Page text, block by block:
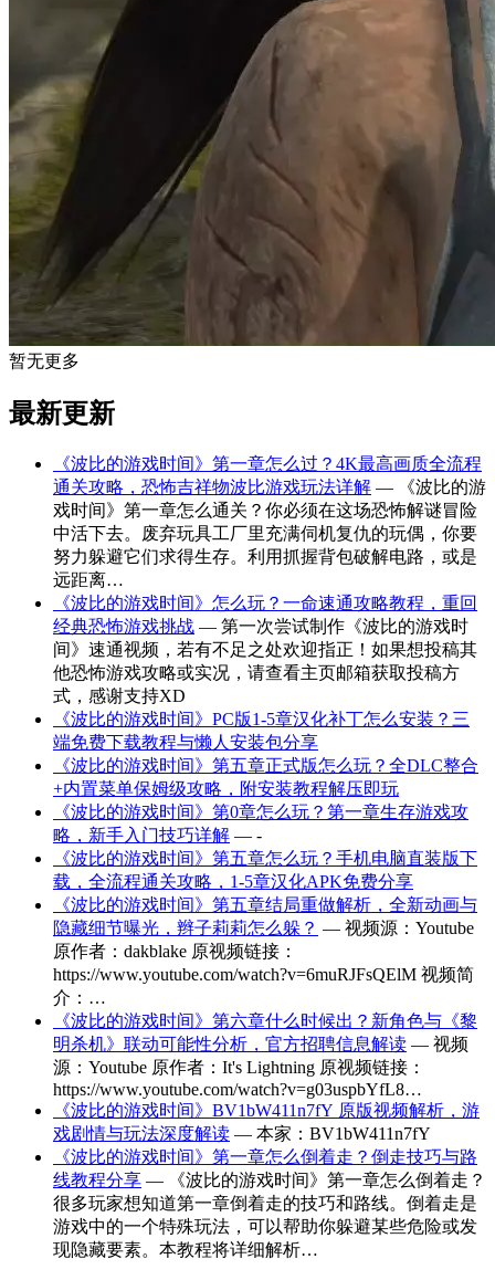
暂无更多
最新更新
《波比的游戏时间》第一章怎么过？4K最高画质全流程
通关攻略，恐怖吉祥物波比游戏玩法详解 — 《波比的游
戏时间》第一章怎么通关？你必须在这场恐怖解谜冒险
中活下去。废弃玩具工厂里充满伺机复仇的玩偶，你要
努力躲避它们求得生存。利用抓握背包破解电路，或是
远距离…
《波比的游戏时间》怎么玩？一命速通攻略教程，重回
经典恐怖游戏挑战 — 第一次尝试制作《波比的游戏时
间》速通视频，若有不足之处欢迎指正！如果想投稿其
他恐怖游戏攻略或实况，请查看主页邮箱获取投稿方
式，感谢支持XD
《波比的游戏时间》PC版1-5章汉化补丁怎么安装？三
端免费下载教程与懒人安装包分享
《波比的游戏时间》第五章正式版怎么玩？全DLC整合
+内置菜单保姆级攻略，附安装教程解压即玩
《波比的游戏时间》第0章怎么玩？第一章生存游戏攻
略，新手入门技巧详解 — -
《波比的游戏时间》第五章怎么玩？手机电脑直装版下
载，全流程通关攻略，1-5章汉化APK免费分享
《波比的游戏时间》第五章结局重做解析，全新动画与
隐藏细节曝光，辫子莉莉怎么躲？ — 视频源：Youtube
原作者：dakblake 原视频链接：
https://www.youtube.com/watch?v=6muRJFsQElM 视频简
介：…
《波比的游戏时间》第六章什么时候出？新角色与《黎
明杀机》联动可能性分析，官方招聘信息解读 — 视频
源：Youtube 原作者：It's Lightning 原视频链接：
https://www.youtube.com/watch?v=g03uspbYfL8…
《波比的游戏时间》BV1bW411n7fY 原版视频解析，游
戏剧情与玩法深度解读 — 本家：BV1bW411n7fY
《波比的游戏时间》第一章怎么倒着走？倒走技巧与路
线教程分享 — 《波比的游戏时间》第一章怎么倒着走？
很多玩家想知道第一章倒着走的技巧和路线。倒着走是
游戏中的一个特殊玩法，可以帮助你躲避某些危险或发
现隐藏要素。本教程将详细解析…